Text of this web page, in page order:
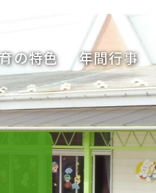
の特色 年間行事